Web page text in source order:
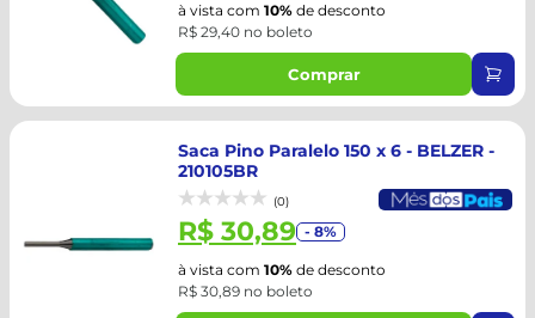
à vista com 10% de desconto
R$ 29,40 no boleto
Comprar
Saca Pino Paralelo 150 x 6 - BELZER -
210105BR
(0)
R$ 30,89 - 8%
à vista com 10% de desconto
R$ 30,89 no boleto